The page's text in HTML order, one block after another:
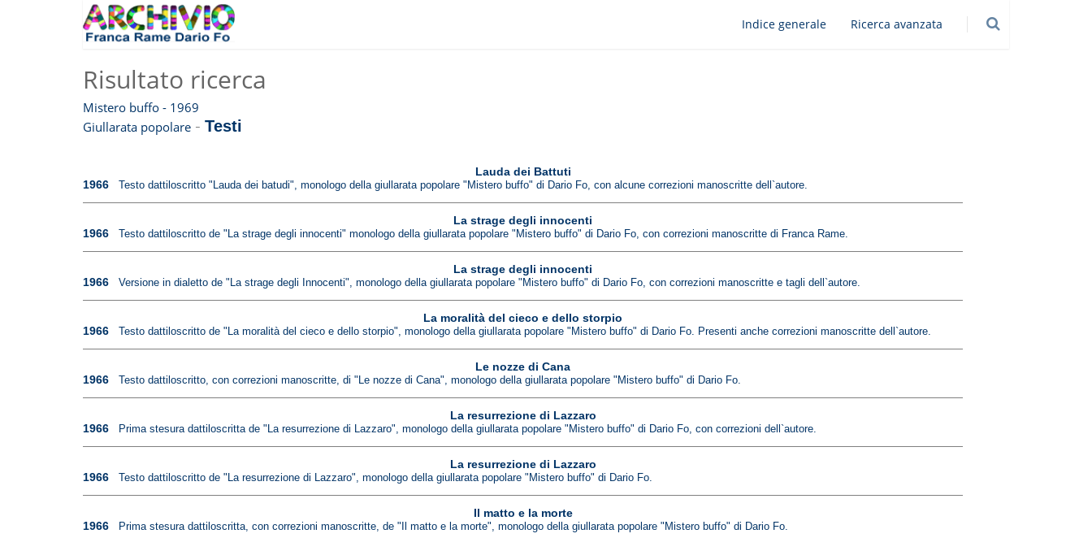
Indice generale Ricerca avanzata
Risultato ricerca
Mistero buffo - 1969
Giullarata popolare - Testi
Lauda dei Battuti
1966
Testo dattiloscritto "Lauda dei batudi", monologo della giullarata popolare "Mistero buffo" di Dario Fo, con alcune correzioni manoscritte dell`autore.
La strage degli innocenti
1966
Testo dattiloscritto de "La strage degli innocenti" monologo della giullarata popolare "Mistero buffo" di Dario Fo, con correzioni manoscritte di Franca Rame.
La strage degli innocenti
1966
Versione in dialetto de "La strage degli Innocenti", monologo della giullarata popolare "Mistero buffo" di Dario Fo, con correzioni manoscritte e tagli dell`autore.
La moralità del cieco e dello storpio
1966
Testo dattiloscritto de "La moralità del cieco e dello storpio", monologo della giullarata popolare "Mistero buffo" di Dario Fo. Presenti anche correzioni manoscritte dell`autore.
Le nozze di Cana
1966
Testo dattiloscritto, con correzioni manoscritte, di "Le nozze di Cana", monologo della giullarata popolare "Mistero buffo" di Dario Fo.
La resurrezione di Lazzaro
1966
Prima stesura dattiloscritta de "La resurrezione di Lazzaro", monologo della giullarata popolare "Mistero buffo" di Dario Fo, con correzioni dell`autore.
La resurrezione di Lazzaro
1966
Testo dattiloscritto de "La resurrezione di Lazzaro", monologo della giullarata popolare "Mistero buffo" di Dario Fo.
Il matto e la morte
1966
Prima stesura dattiloscritta, con correzioni manoscritte, de "Il matto e la morte", monologo della giullarata popolare "Mistero buffo" di Dario Fo.